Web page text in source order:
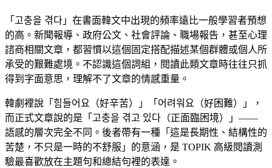
「고충을 겪다」在書面韓文中出現的頻率遠比一般學習者預想
的高。新聞報導、政府公文、社會評論、職場報告，甚至心理
諮商相關文章，都習慣以這個固定搭配描述某個群體或個人所
承受的艱難處境。不認識這個詞組，閱讀此類文章時往往只抓
得到字面意思，理解不了文章的情感重量。
韓劇裡說「힘들어요（好辛苦）」「어려워요（好困難）」，
而正式文章說的是「고충을 겪고 있다（正面臨困境）」——
語感的層次完全不同。後者帶有一種「這是長期性、結構性的
苦楚，不只是一時的不舒服」的意涵，是 TOPIK 高級閱讀測
驗最喜歡放在主題句和總結句裡的表達。